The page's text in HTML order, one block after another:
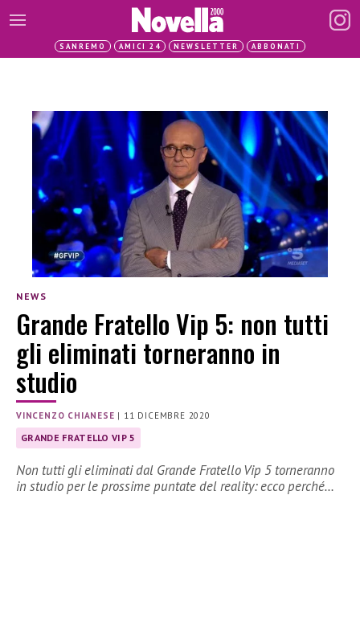
SANREMO AMICI 24 NEWSLETTER ABBONATI
NEWS
Grande Fratello Vip 5: non tutti
gli eliminati torneranno in
studio
VINCENZO CHIANESE | 11 DICEMBRE 2020
GRANDE FRATELLO VIP 5
Non tutti gli eliminati dal Grande Fratello Vip 5 torneranno
in studio per le prossime puntate del reality: ecco perché…